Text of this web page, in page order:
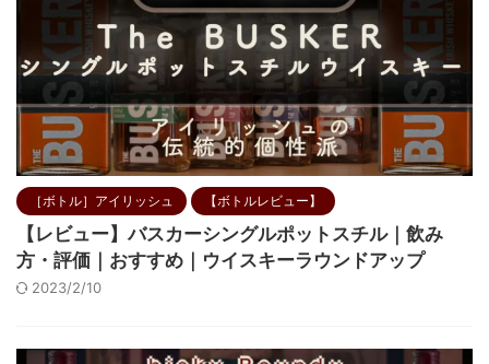
［ボトル］アイリッシュ 【ボトルレビュー】
【レビュー】バスカーシングルポットスチル｜飲み
方・評価｜おすすめ｜ウイスキーラウンドアップ
2023/2/10